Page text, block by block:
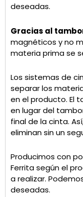
deseadas.
Gracias al
magnéticos y no
materia prima se
Los sistemas de
separar los
en el producto. El
en lugar del
final de la cinta.
eliminan sin un
Producimos con
Ferrita según el
a realizar.
deseadas.